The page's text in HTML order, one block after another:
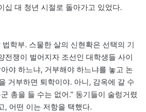
십 대 청년 시절로 돌아가고 있었다.
학부. 스물한 살의 신현확은 선택의 기
전쟁이 벌어지자 조선인 대학생들 사이
야 하느냐, 거부해야 하느냐를 놓고 논
거부하면 퇴학이야. 아니, 감옥에 갈 수
총을 들 수는 없어.” 동기들이 술렁거렸
, 어떤 이는 저항을 택했다.